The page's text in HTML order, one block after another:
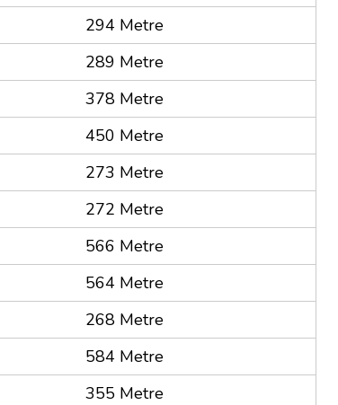
294 Metre
289 Metre
378 Metre
450 Metre
273 Metre
272 Metre
566 Metre
564 Metre
268 Metre
584 Metre
355 Metre